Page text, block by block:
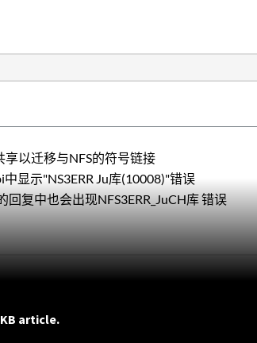
以迁移与NFS的符号链接
显示"NS3ERR Ju库(10008)"错误
复中也会出现NFS3ERR_JuCH库 错误
article.